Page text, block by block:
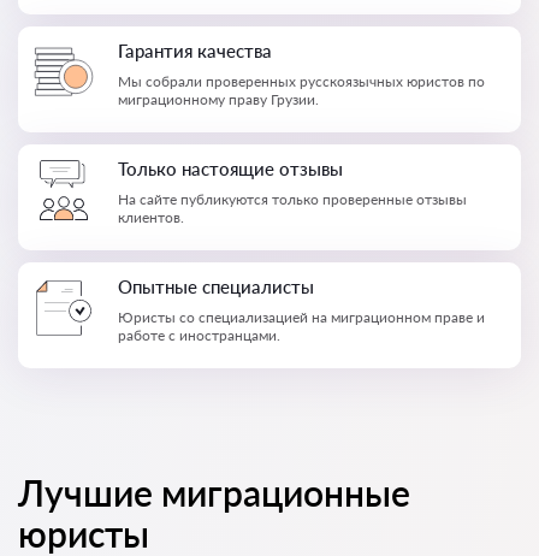
Гарантия качества
Мы собрали проверенных русскоязычных юристов по
миграционному праву Грузии.
Только настоящие отзывы
На сайте публикуются только проверенные отзывы
клиентов.
Опытные специалисты
Юристы со специализацией на миграционном праве и
работе с иностранцами.
Лучшие миграционные
юристы